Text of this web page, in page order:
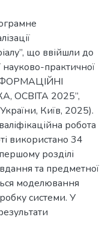
що ввійшли до
практичної
ОСВІТА 2025”,
Київ, 2025).
робота
використано 34
розділі
та предметної
моделювання
системи. У